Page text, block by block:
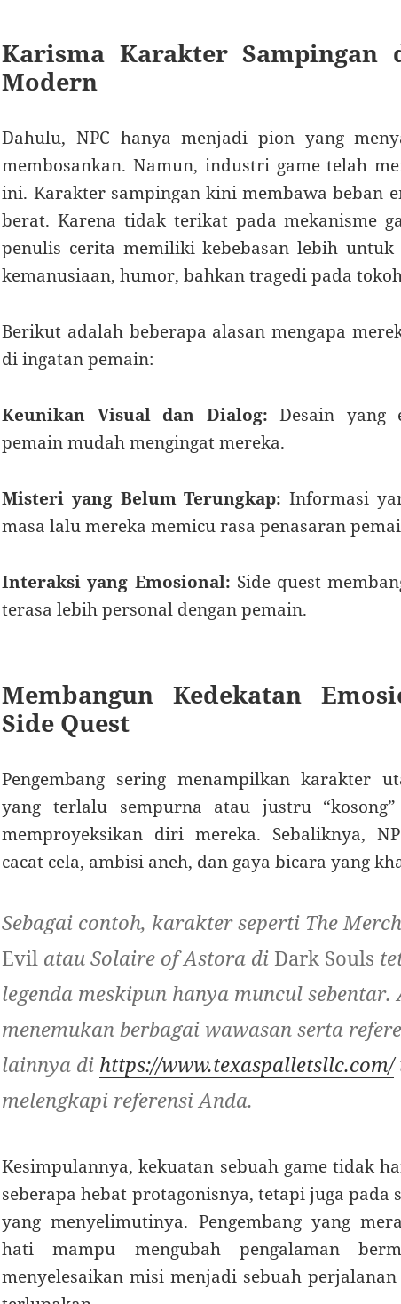
Karisma Karakter Sampingan
Modern
Dahulu, NPC hanya menjadi pion yang
membosankan. Namun, industri game telah
ini. Karakter sampingan kini membawa beban
berat. Karena tidak terikat pada mekanisme
penulis cerita memiliki kebebasan lebih untuk
kemanusiaan, humor, bahkan tragedi pada
Berikut adalah beberapa alasan mengapa
di ingatan pemain:
Keunikan Visual dan Dialog: Desain yang
pemain mudah mengingat mereka.
Misteri yang Belum Terungkap: Informasi
masa lalu mereka memicu rasa penasaran
Interaksi yang Emosional: Side quest
terasa lebih personal dengan pemain.
Membangun Kedekatan
Side Quest
Pengembang sering menampilkan karakter
yang terlalu sempurna atau justru
memproyeksikan diri mereka. Sebaliknya,
cacat cela, ambisi aneh, dan gaya bicara yang
Sebagai contoh, karakter seperti The
Evil atau Solaire of Astora di Dark Souls
legenda meskipun hanya muncul
menemukan berbagai wawasan serta
lainnya di https://www.texaspalletsllc.com/
melengkapi referensi Anda.
Kesimpulannya, kekuatan sebuah game tidak
seberapa hebat protagonisnya, tetapi juga pada
yang menyelimutinya. Pengembang yang
hati mampu mengubah pengalaman
menyelesaikan misi menjadi sebuah